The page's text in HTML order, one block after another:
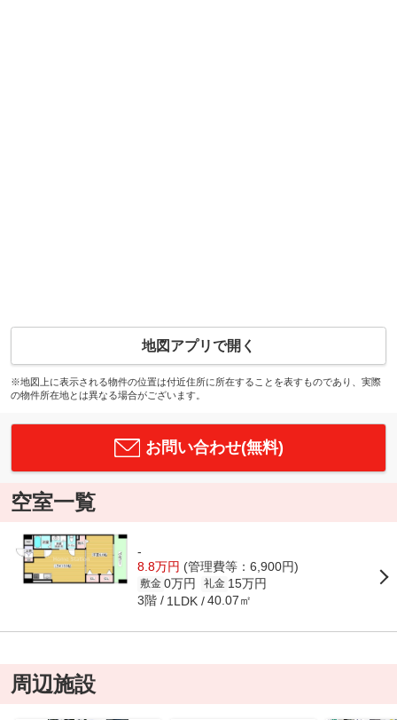
地図アプリで開く
※地図上に表示される物件の位置は付近住所に所在することを表すものであり、実際
の物件所在地とは異なる場合がございます。
お問い合わせ(無料)
空室一覧
-
8.8万円 (管理費等：6,900円)
敷金 0万円 礼金 15万円
3階 1LDK 40.07㎡
周辺施設